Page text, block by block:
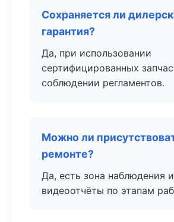
Сохраняется ли
гарантия?
Да, при использовании
сертифицированных
соблюдении регламентов.
Можно ли
ремонте?
Да, есть зона наблюдения
видеоотчёты по этапам